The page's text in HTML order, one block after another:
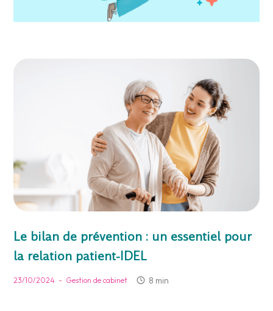
Le bilan de prévention : un essentiel pour
la relation patient-IDEL
23/10/2024 - Gestion de cabinet 8 min